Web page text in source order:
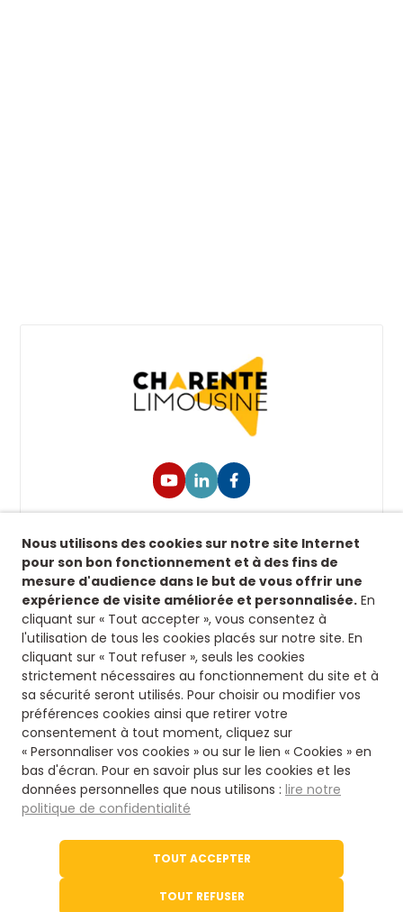
Retrouvez-nous sur nos réseaux sociaux afin de
suivre toutes nos actualités.
Siège
8 rue fontaines des jardins
16500 Confolens
Nous contacter
05 45 84 14 08
Via notre formulaire
Le site de l'office du Tourisme
Nous utilisons des cookies sur notre site Internet
pour son bon fonctionnement et à des fins de
mesure d'audience dans le but de vous offrir une
expérience de visite améliorée et personnalisée. En
cliquant sur « Tout accepter », vous consentez à
l'utilisation de tous les cookies placés sur notre site. En
cliquant sur « Tout refuser », seuls les cookies
strictement nécessaires au fonctionnement du site et à
sa sécurité seront utilisés. Pour choisir ou modifier vos
préférences cookies ainsi que retirer votre
consentement à tout moment, cliquez sur
« Personnaliser vos cookies » ou sur le lien « Cookies » en
bas d'écran. Pour en savoir plus sur les cookies et les
données personnelles que nous utilisons : lire notre
politique de confidentialité
TOUT ACCEPTER
TOUT REFUSER